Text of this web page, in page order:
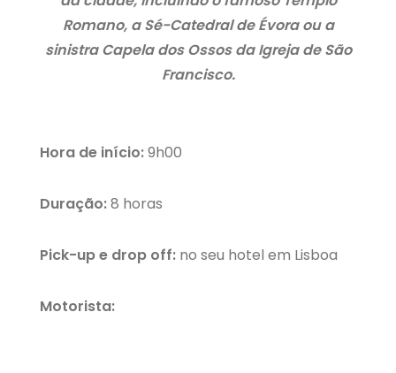
Romano, a Sé-Catedral de Évora ou a
sinistra Capela dos Ossos da Igreja de São
Francisco.
Hora de início:9h00
Duração:8 horas
Pick-up e drop off: no seu hotel em Lisboa
Motorista: